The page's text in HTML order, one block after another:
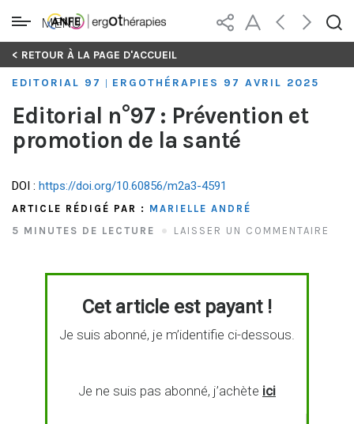
Skip
MENU
< RETOUR À LA PAGE D'ACCUEIL
EDITORIAL 97 ERGOTHÉRAPIES 97 AVRIL 2025
Editorial n°97 : Prévention et
promotion de la santé
DOI : https://doi.org/10.60856/m2a3-4591
ARTICLE RÉDIGÉ PAR : MARIELLE ANDRÉ
5 MINUTES DE LECTURE
LAISSER UN COMMENTAIRE
Cet article est payant !
Je suis abonné, je m’identifie ci-dessous.
Je ne suis pas abonné, j’achète ici